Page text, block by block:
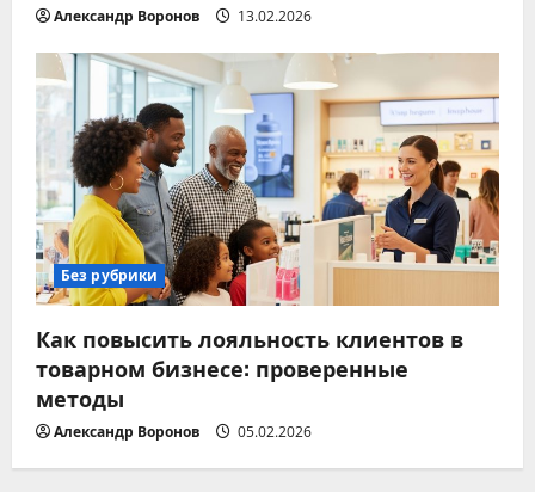
Александр Воронов 13.02.2026
Без рубрики
Как повысить лояльность клиентов в
товарном бизнесе: проверенные
методы
Александр Воронов 05.02.2026